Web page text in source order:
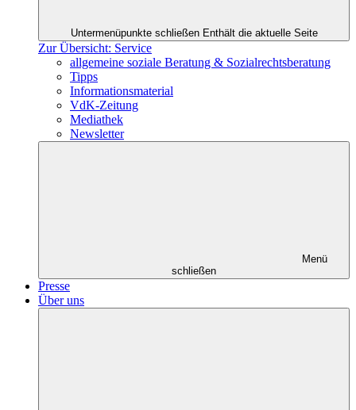
Untermenüpunkte schließen Enthält die aktuelle Seite
Zur Übersicht: Service
allgemeine soziale Beratung & Sozialrechtsberatung
Tipps
Informationsmaterial
VdK-Zeitung
Mediathek
Newsletter
Menü
schließen
Presse
Über uns